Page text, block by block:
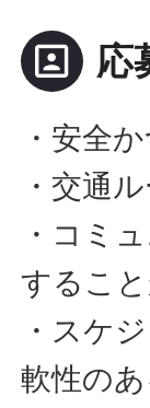
portrait 応
・安全
・交通
・コミ
するこ
・スケ
軟性の